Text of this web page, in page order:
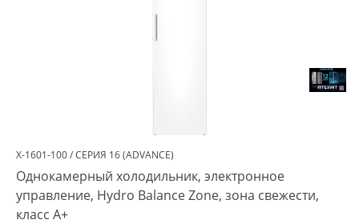
Х-1601-100 / СЕРИЯ 16 (ADVANCE)
Однокамерный холодильник, электронное
управление, Hydro Balance Zone, зона свежести,
класс A+